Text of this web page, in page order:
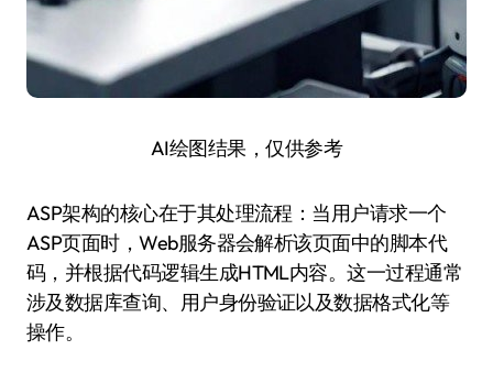
AI绘图结果，仅供参考
ASP架构的核心在于其处理流程：当用户请求一个
ASP页面时，Web服务器会解析该页面中的脚本代
码，并根据代码逻辑生成HTML内容。这一过程通常
涉及数据库查询、用户身份验证以及数据格式化等
操作。